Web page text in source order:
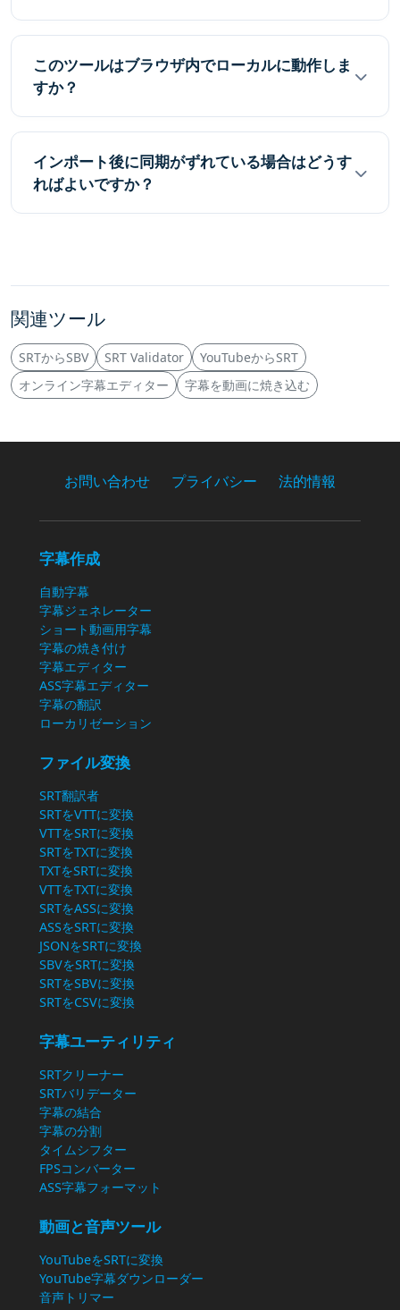
このツールはブラウザ内でローカルに動作しま
すか？
インポート後に同期がずれている場合はどうす
ればよいですか？
関連ツール
SRTからSBV SRT Validator
YouTubeからSRT
オンライン字幕エディター
字幕を動画に焼き込む
お問い合わせ プライバシー 法的情報
字幕作成
自動字幕
字幕ジェネレーター
ショート動画用字幕
字幕の焼き付け
字幕エディター
ASS字幕エディター
字幕の翻訳
ローカリゼーション
ファイル変換
SRT翻訳者
SRTをVTTに変換
VTTをSRTに変換
SRTをTXTに変換
TXTをSRTに変換
VTTをTXTに変換
SRTをASSに変換
ASSをSRTに変換
JSONをSRTに変換
SBVをSRTに変換
SRTをSBVに変換
SRTをCSVに変換
字幕ユーティリティ
SRTクリーナー
SRTバリデーター
字幕の結合
字幕の分割
タイムシフター
FPSコンバーター
ASS字幕フォーマット
動画と音声ツール
YouTubeをSRTに変換
YouTube字幕ダウンローダー
音声トリマー